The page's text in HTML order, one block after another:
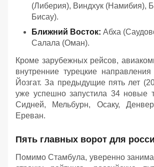
(Либерия), Виндхук (Намибия),
Бисау).
Ближний Восток: Абха
Салала (Оман).
Кроме зарубежных рейсов,
внутренние турецкие
Йозгат. За предыдущие пять лет
уже успешно запустила 34 новые
Сидней, Мельбурн, Осаку,
Ереван.
Пять главных ворот для
Помимо Стамбула, уверенно